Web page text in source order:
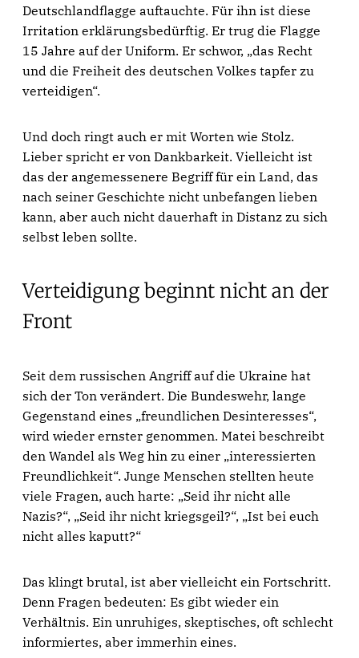
Deutschlandflagge auftauchte. Für ihn ist diese
Irritation erklärungsbedürftig. Er trug die Flagge
15 Jahre auf der Uniform. Er schwor, „das Recht
und die Freiheit des deutschen Volkes tapfer zu
verteidigen“.
Und doch ringt auch er mit Worten wie Stolz.
Lieber spricht er von Dankbarkeit. Vielleicht ist
das der angemessenere Begriff für ein Land, das
nach seiner Geschichte nicht unbefangen lieben
kann, aber auch nicht dauerhaft in Distanz zu sich
selbst leben sollte.
Verteidigung beginnt nicht an der
Front
Seit dem russischen Angriff auf die Ukraine hat
sich der Ton verändert. Die Bundeswehr, lange
Gegenstand eines „freundlichen Desinteresses“,
wird wieder ernster genommen. Matei beschreibt
den Wandel als Weg hin zu einer „interessierten
Freundlichkeit“. Junge Menschen stellten heute
viele Fragen, auch harte: „Seid ihr nicht alle
Nazis?“, „Seid ihr nicht kriegsgeil?“, „Ist bei euch
nicht alles kaputt?“
Das klingt brutal, ist aber vielleicht ein Fortschritt.
Denn Fragen bedeuten: Es gibt wieder ein
Verhältnis. Ein unruhiges, skeptisches, oft schlecht
informiertes, aber immerhin eines.